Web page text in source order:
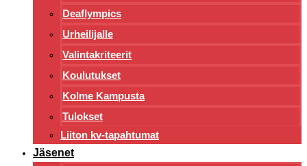
Deaflympics
Urheilijalle
Valintakriteerit
Koulutukset
Kolme Kampusta
Tulokset
Liiton kv-tapahtumat
Jäsenet